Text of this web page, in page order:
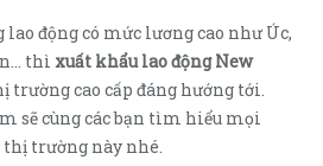
động có mức lương cao như Úc,
thì xuất khẩu lao động New
trường cao cấp đáng hướng tới.
sẽ cùng các bạn tìm hiểu mọi
trường này nhé.